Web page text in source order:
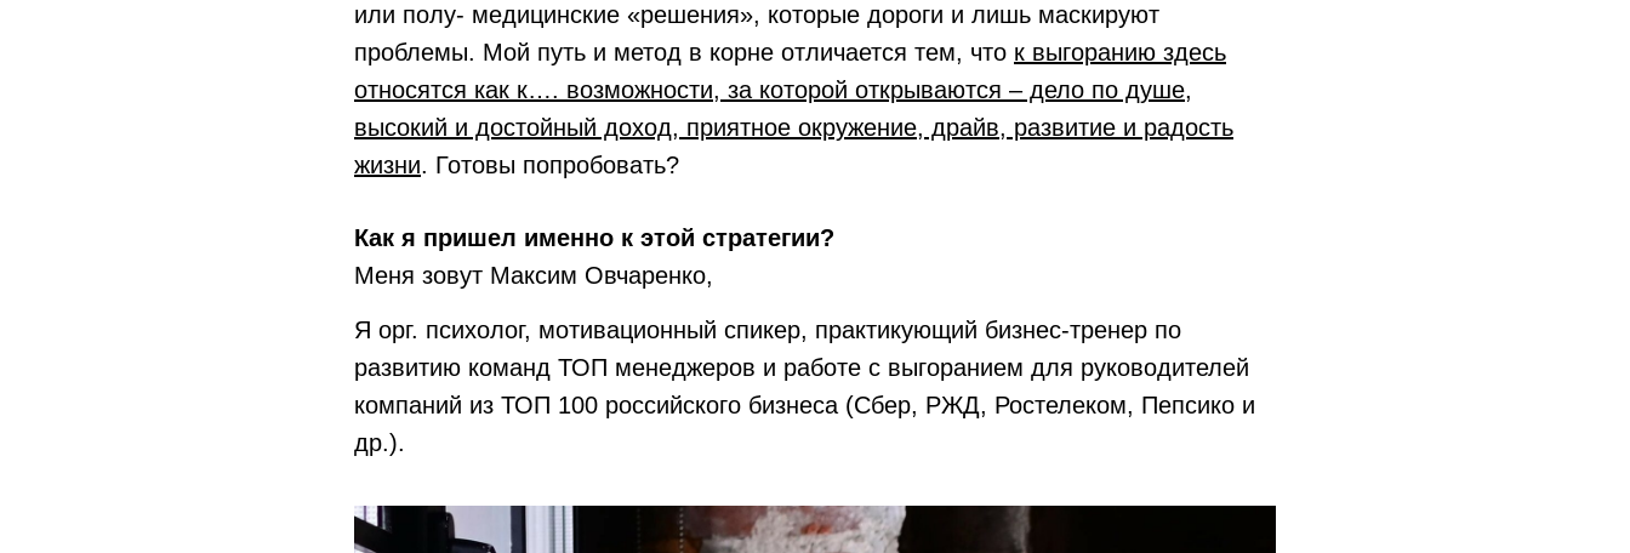
или полу- медицинские «решения», которые дороги и лишь маскируют
проблемы. Мой путь и метод в корне отличается тем, что к выгоранию здесь
относятся как к…. возможности, за которой открываются – дело по душе,
высокий и достойный доход, приятное окружение, драйв, развитие и радость
жизни. Готовы попробовать?
Как я пришел именно к этой стратегии?
Меня зовут Максим Овчаренко,
Я орг. психолог, мотивационный спикер, практикующий бизнес-тренер по
развитию команд ТОП менеджеров и работе с выгоранием для руководителей
компаний из ТОП 100 российского бизнеса (Сбер, РЖД, Ростелеком, Пепсико и
др.).